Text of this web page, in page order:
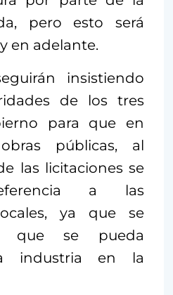
pero esto será
y en adelante.
insistiendo
de los tres
para que en
públicas, al
las licitaciones se
a las
ya que se
que se pueda
industria en la